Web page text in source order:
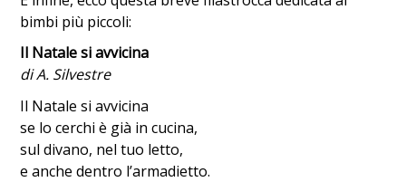
bimbi più piccoli:
Il Natale si avvicina
di A. Silvestre
Il Natale si avvicina
se lo cerchi è già in cucina,
sul divano, nel tuo letto,
e anche dentro l’armadietto.